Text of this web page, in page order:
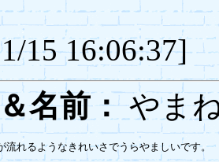
15 16:06:37]
名前：や
れるようなきれいさでうらやましいです。